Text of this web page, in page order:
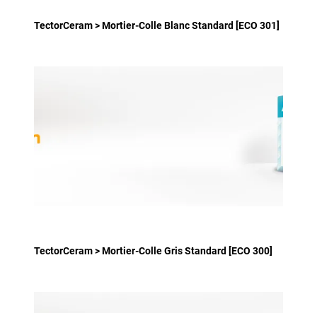
TectorCeram > Mortier-Colle Blanc Standard [ECO 301]
TectorCeram > Mortier-Colle Gris Standard [ECO 300]